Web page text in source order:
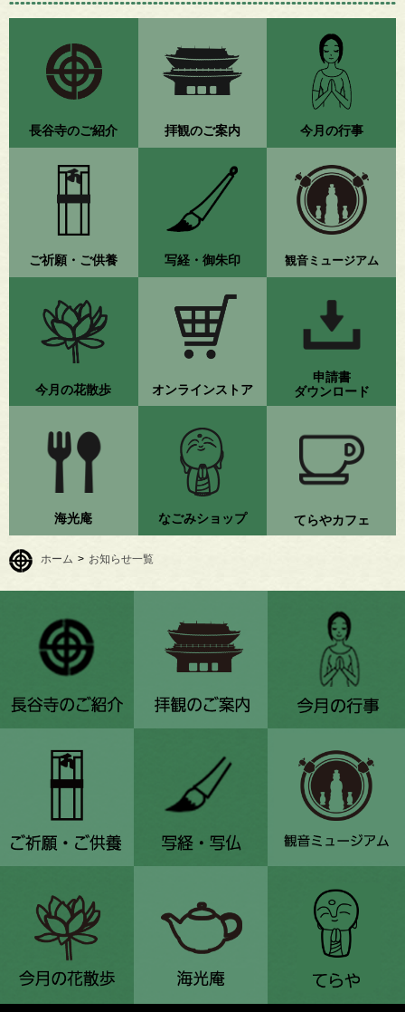
長谷寺のご紹介 拝観のご案内 今月の行事
ご祈願・ご供養 写経・御朱印 観音ミュージアム
今月の花散歩 オンラインストア
申請書
ダウンロード
海光庵 なごみショップ てらやカフェ
ホーム > お知らせ一覧